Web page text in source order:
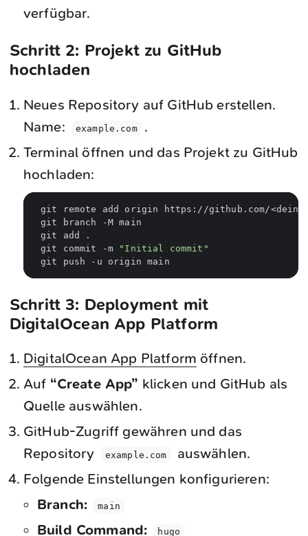
verfügbar.
Schritt 2: Projekt zu GitHub
hochladen
Neues Repository auf GitHub erstellen.
Name:
example.com
.
Terminal öffnen und das Projekt zu GitHub
hochladen:
git commit -m
"Initial commit"
Schritt 3: Deployment mit
DigitalOcean App Platform
DigitalOcean App Platform öffnen.
Auf “Create App” klicken und GitHub als
Quelle auswählen.
GitHub-Zugriff gewähren und das
Repository
example.com
auswählen.
Folgende Einstellungen konfigurieren:
Branch:
main
Build Command: hugo